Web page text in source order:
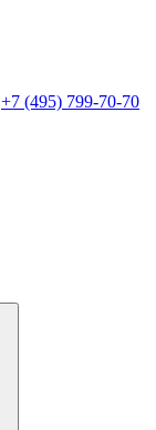
+7 (495) 799-70-70